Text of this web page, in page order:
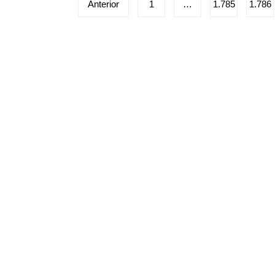
Anterior 1 … 1.785 1.786